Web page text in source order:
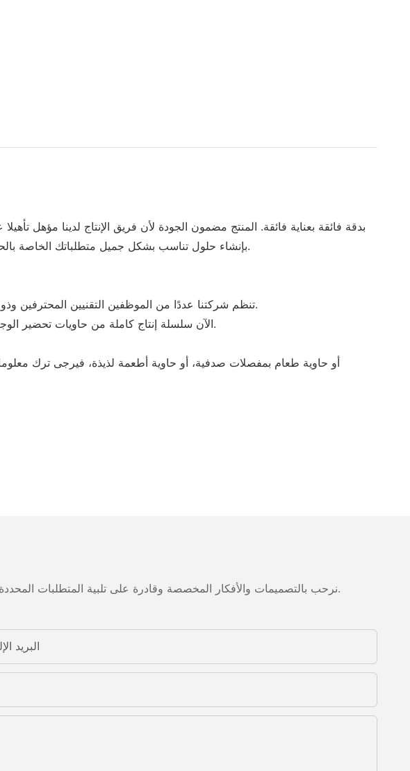
في TAISHAN CHANGJIANG PLASTIC PRODUCT CO., LTD بإنشاء حلول تناسب بشكل جميل متطلباتك الخاصة بالحاويات ذات الأغطية البلاستيكية المرفقة.
• تنظم شركتنا عددًا من الموظفين التقنيين المحترفين وذوي الخبرة الطويلة الأجل وفرق الإدارة العاملة في المجالات ذات الصلة. كل هذا يوفر ظروفًا مواتية لتنميتنا.
• بعد عقود من التطوير، أصبح لدى lrpacking الآن سلسلة إنتاج كاملة من حاويات تحضير الوجبات، وحاويات الأطعمة المفصلية، وحاويات الأطعمة الجاهزة.
نرحب بالتصميمات والأفكار المخصصة وقادرة على تلبية المتطلبات المحددة. لمزيد من المعلومات، يرجى زيارة الموقع الإلكتروني أو الاتصال بنا مباشرة مع أسئلة أو استفسارات.
البريد